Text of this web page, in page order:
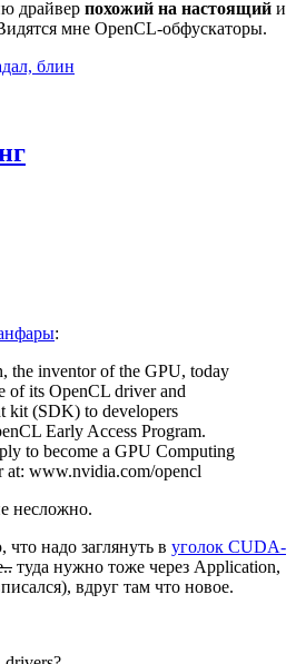
драйвер похожий на настоящий и
мне OpenCL-обфускаторы.
блин
:
inventor of the GPU, today
of its OpenCL driver and
kit (SDK) to developers
Early Access Program.
to become a GPU Computing
at: www.nvidia.com/opencl
несложно.
надо заглянуть в уголок CUDA-
туда нужно тоже через Application,
вдруг там что новое.